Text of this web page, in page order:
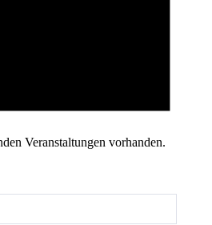
Veranstaltungen vorhanden.